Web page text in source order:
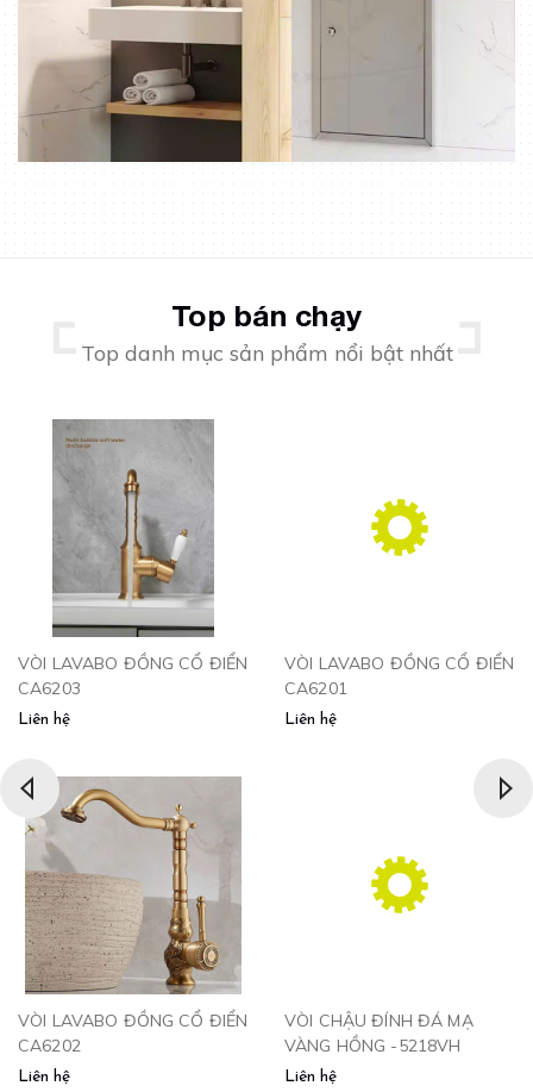
Top bán chạy
Top danh mục sản phẩm nổi bật nhất
VÒI LAVABO ĐỒNG CỔ ĐIỂN
CA6203
Liên hệ
VÒI LAVABO ĐỒNG CỔ ĐIỂN
CA6202
Liên hệ
VÒI LAVABO ĐỒNG CỔ ĐIỂN
CA6201
Liên hệ
VÒI CHẬU ĐÍNH ĐÁ MẠ
VÀNG HỒNG -5218VH
Liên hệ